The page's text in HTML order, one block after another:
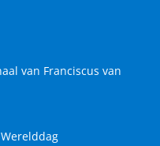
van Franciscus van